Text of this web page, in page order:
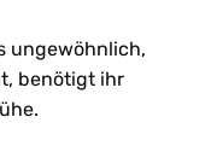
ungewöhnlich,
benötigt ihr